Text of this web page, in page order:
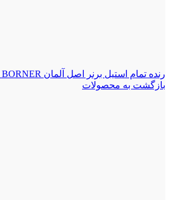
رنده تمام استیل برنر اصل آلمان BORNER
بازگشت به محصولات